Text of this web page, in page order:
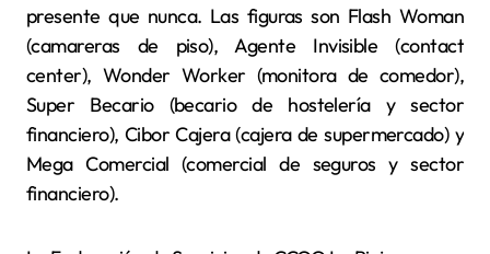
presente que nunca. Las figuras son Flash Woman
(camareras de piso), Agente Invisible (contact
center), Wonder Worker (monitora de comedor),
Super Becario (becario de hostelería y sector
financiero), Cibor Cajera (cajera de supermercado) y
Mega Comercial (comercial de seguros y sector
financiero).